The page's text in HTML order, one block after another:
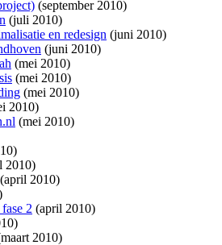
(september 2010)
(juli 2010)
en redesign (juni 2010)
(juni 2010)
(mei 2010)
(mei 2010)
(mei 2010)
2010)
(mei 2010)
2010)
2010)
2 (april 2010)
2010)